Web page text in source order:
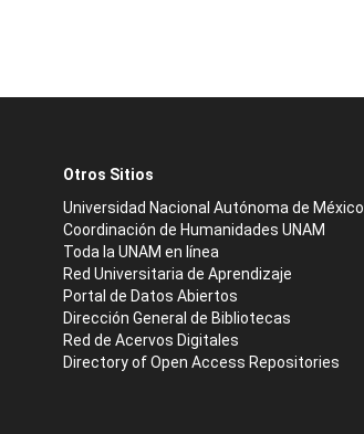
Otros Sitios
Universidad Nacional Autónoma de México
Coordinación de Humanidades UNAM
Toda la UNAM en línea
Red Universitaria de Aprendizaje
Portal de Datos Abiertos
Dirección General de Bibliotecas
Red de Acervos Digitales
Directory of Open Access Repositories